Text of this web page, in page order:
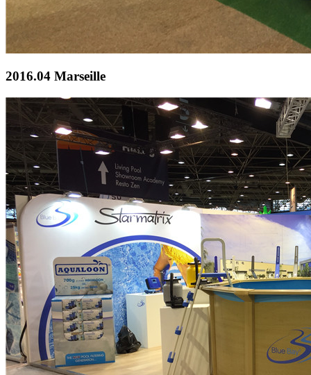
2016.04 Marseille